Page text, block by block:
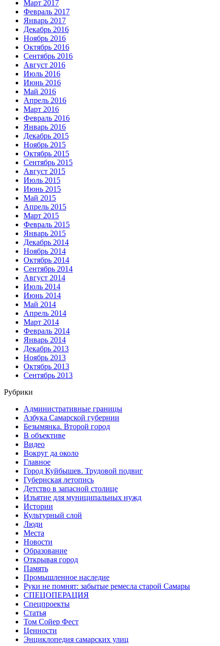
Март 2017
Февраль 2017
Январь 2017
Декабрь 2016
Ноябрь 2016
Октябрь 2016
Сентябрь 2016
Август 2016
Июль 2016
Июнь 2016
Май 2016
Апрель 2016
Март 2016
Февраль 2016
Январь 2016
Декабрь 2015
Ноябрь 2015
Октябрь 2015
Сентябрь 2015
Август 2015
Июль 2015
Июнь 2015
Май 2015
Апрель 2015
Март 2015
Февраль 2015
Январь 2015
Декабрь 2014
Ноябрь 2014
Октябрь 2014
Сентябрь 2014
Август 2014
Июль 2014
Июнь 2014
Май 2014
Апрель 2014
Март 2014
Февраль 2014
Январь 2014
Декабрь 2013
Ноябрь 2013
Октябрь 2013
Сентябрь 2013
Рубрики
Административные границы
Азбука Самарской губернии
Безымянка. Второй город
В объективе
Видео
Вокруг да около
Главное
Город Куйбышев. Трудовой подвиг
Губернская летопись
Детство в запасной столице
Изъятие для муниципальных нужд
Истории
Культурный слой
Люди
Места
Новости
Образование
Открывая город
Память
Промышленное наследие
Руки не помнят: забытые ремесла старой Самары
СПЕЦОПЕРАЦИЯ
Спецпроекты
Статья
Том Сойер Фест
Ценности
Энциклопедия самарских улиц